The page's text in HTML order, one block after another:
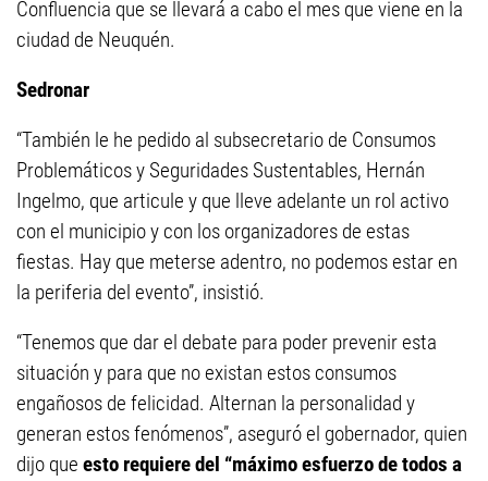
Confluencia que se llevará a cabo el mes que viene en la
ciudad de Neuquén.
Sedronar
“También le he pedido al subsecretario de Consumos
Problemáticos y Seguridades Sustentables, Hernán
Ingelmo, que articule y que lleve adelante un rol activo
con el municipio y con los organizadores de estas
fiestas. Hay que meterse adentro, no podemos estar en
la periferia del evento”, insistió.
“Tenemos que dar el debate para poder prevenir esta
situación y para que no existan estos consumos
engañosos de felicidad. Alternan la personalidad y
generan estos fenómenos”, aseguró el gobernador, quien
dijo que esto requiere del “máximo esfuerzo de todos a